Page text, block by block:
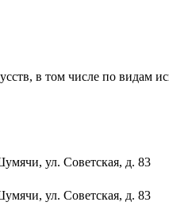
в том числе по видам
ул. Советская, д. 83
ул. Советская, д. 83